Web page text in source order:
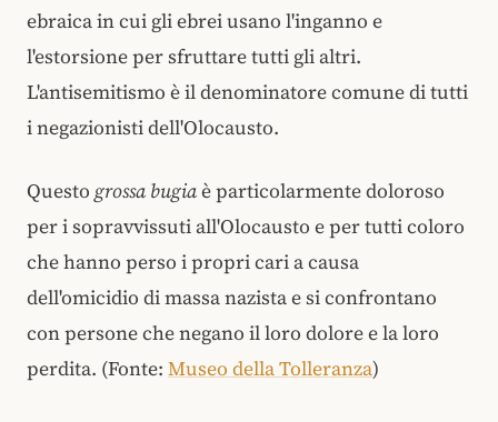
ebraica in cui gli ebrei usano l'inganno e
l'estorsione per sfruttare tutti gli altri.
L'antisemitismo è il denominatore comune di tutti
i negazionisti dell'Olocausto.
Questo grossa bugiaè particolarmente doloroso
per i sopravvissuti all'Olocausto e per tutti coloro
che hanno perso i propri cari a causa
dell'omicidio di massa nazista e si confrontano
con persone che negano il loro dolore e la loro
perdita. (Fonte: Museo della Tolleranza)